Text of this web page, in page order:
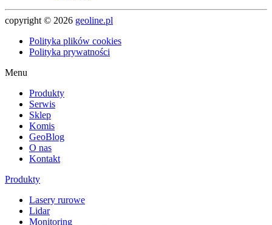
copyright © 2026 geoline.pl
Polityka plików cookies
Polityka prywatności
Menu
Produkty
Serwis
Sklep
Komis
GeoBlog
O nas
Kontakt
Produkty
Lasery rurowe
Lidar
Monitoring